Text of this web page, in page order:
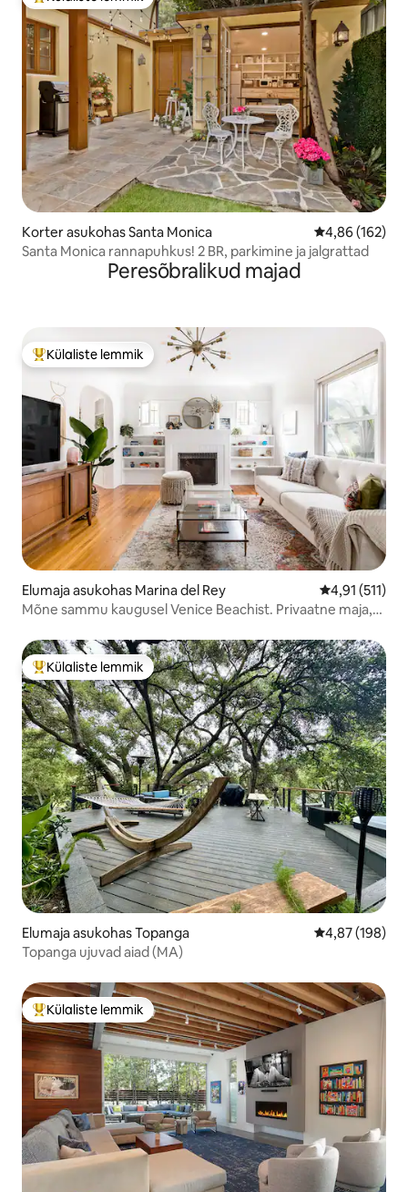
Külaliste suur lemmik
Korter asukohas Santa Monica Keskmine
4,86 (162)
Santa Monica rannapuhkus! 2 BR, parkimine ja jalgrattad
Peresõbralikud majad
Külaliste suur lemmik
Külaliste lemmik
Elumaja asukohas Marina del Rey Keskmine
4,91 (511)
Mõne sammu kaugusel Venice Beachist. Privaatne maja,
Külaliste suur lemmik
Külaliste lemmik
Elumaja asukohas Topanga Keskmine
4,87 (198)
Topanga ujuvad aiad (MA)
Külaliste suur lemmik
Külaliste lemmik